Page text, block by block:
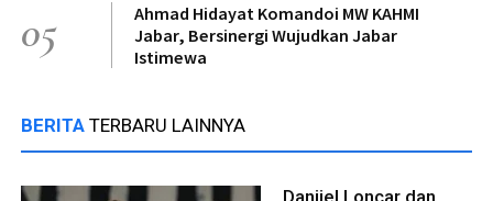
05
Ahmad Hidayat Komandoi MW KAHMI
Jabar, Bersinergi Wujudkan Jabar
Istimewa
BERITA TERBARU LAINNYA
Danijel Loncar dan